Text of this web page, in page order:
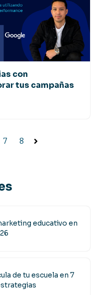
con
tus campañas
7 8
educativo en
de tu escuela en 7